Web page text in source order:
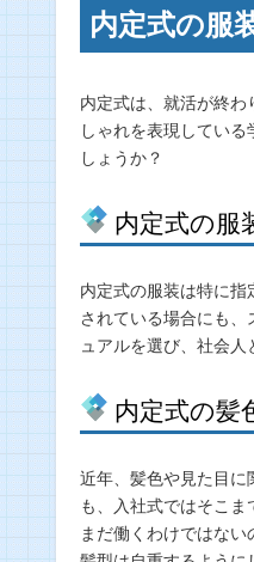
内定式の服
内定式は、就活が終
しゃれを表現してい
しょうか？
内定式の服
内定式の服装は特に
されている場合にも
ュアルを選び、社会
内定式の髪
近年、髪色や見た目
も、入社式ではそこま
まだ働くわけではな